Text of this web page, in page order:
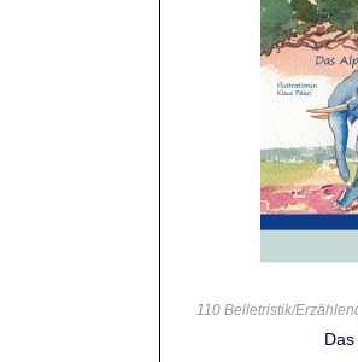
110 Belletristik/